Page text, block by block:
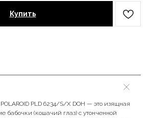
Купить
PLD 6234/S/X DOH — это изящная
бабочки (кошачий глаз) с утонченной